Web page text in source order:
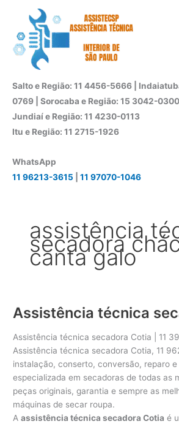
conteúdo
Salto e Região: 11 4456-5666 |
0769 | Sorocaba e Região: 15 3042-0300
Jundiaí e Região: 11 4230-0113
Itu e Região: 11 2715-1926
WhatsApp
11 96213-3615
11 97070-1046
assistência
secadora
canta galo
Assistência técnica
Assistência técnica secadora Cotia | 11
Assistência técnica secadora Cotia, 11
instalação, conserto, conversão, reparo
especializada em secadoras de todas as
peças originais, garantia e sempre as
máquinas de secar roupa.
Aassistência técnica secadora Cotia é